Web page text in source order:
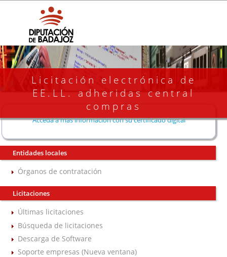
Licitación electrónica de
EE.LL. adheridas central
compras
Acceda a más información con su certificado digital
Entidades locales
Órganos de contratación
Licitaciones
Últimas licitaciones
Búsqueda de licitaciones
Descarga de Software
Soporte empresas (Nueva ventana)